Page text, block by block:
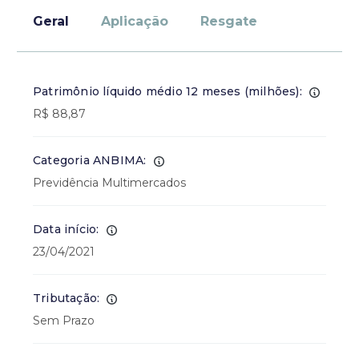
Geral Aplicação Resgate
Patrimônio líquido médio 12 meses (milhões):
R$ 88,87
Categoria ANBIMA:
Previdência Multimercados
Data início:
23/04/2021
Tributação:
Sem Prazo